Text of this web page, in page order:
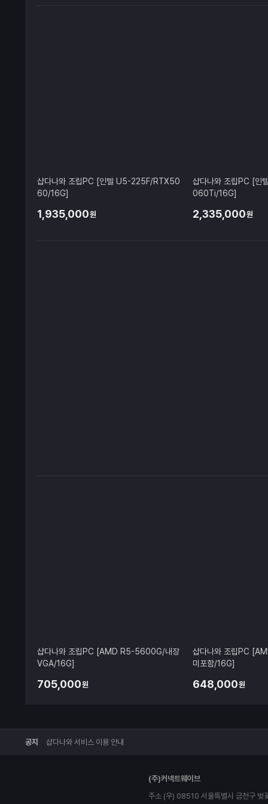
샵다나와 조립PC [인텔 U5-225F/RTX50
60/16G]
1,935,000원
샵다나와 조립PC [
060Ti/16G]
2,335,000원
샵다나와 조립PC [AMD R5-5600G/내장
VGA/16G]
705,000원
샵다나와 조립PC
미포함/16G]
648,000원
공지 샵다나와 서비스 이용 안내
(주)커넥트웨이브
주소 (우) 08510 서울특별시 금천구